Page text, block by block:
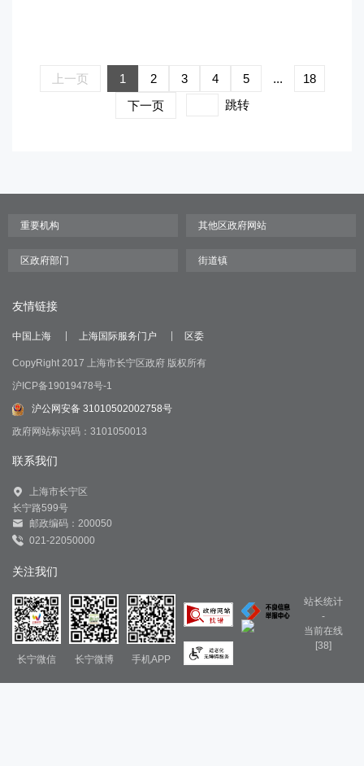
上一页 1 2 3 4 5 ...
18
下一页
跳转
友情链接
中国上海 上海国际服务门户 区委
CopyRight 2017 上海市长宁区政府 版权所有
沪ICP备19019478号-1
沪公网安备 31010502002758号
政府网站标识码：3101050013
联系我们
上海市长宁区
长宁路599号
邮政编码：200050
021-22050000
关注我们
长宁微信 长宁微博 手机APP
站长统计
-
当前在线
[38]